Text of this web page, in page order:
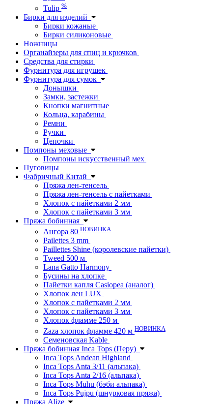
Tulip %
Бирки для изделий
Бирки кожаные
Бирки силиконовые
Ножницы
Органайзеры для спиц и крючков
Средства для стирки
Фурнитура для игрушек
Фурнитура для сумок
Донышки
Замки, застежки
Кнопки магнитные
Кольца, карабины
Ремни
Ручки
Цепочки
Помпоны меховые
Помпоны искусственный мех
Пуговицы
Фабричный Китай
Пряжа лен-тенсель
Пряжа лен-тенсель с пайетками
Хлопок с пайетками 2 мм
Хлопок с пайетками 3 мм
Пряжа бобинная
Ангора 80 НОВИНКА
Pailettes 3 mm
Paillettes Shine (королевские пайетки)
Tweed 500 м
Lana Gatto Harmony
Бусины на хлопке
Пайетки капля Casiopea (аналог)
Хлопок лен LUX
Хлопок с пайетками 2 мм
Хлопок с пайетками 3 мм
Хлопок фламме 250 м
Zaza хлопок фламме 420 м НОВИНКА
Семеновская Kable
Пряжа бобинная Inca Tops (Перу)
Inca Tops Andean Highland
Inca Tops Anta 3/11 (альпака)
Inca Tops Anta 2/16 (альпака)
Inca Tops Muhu (бэби альпака)
Inca Tops Pujpu (шнурковая пряжа)
Пряжа Alize